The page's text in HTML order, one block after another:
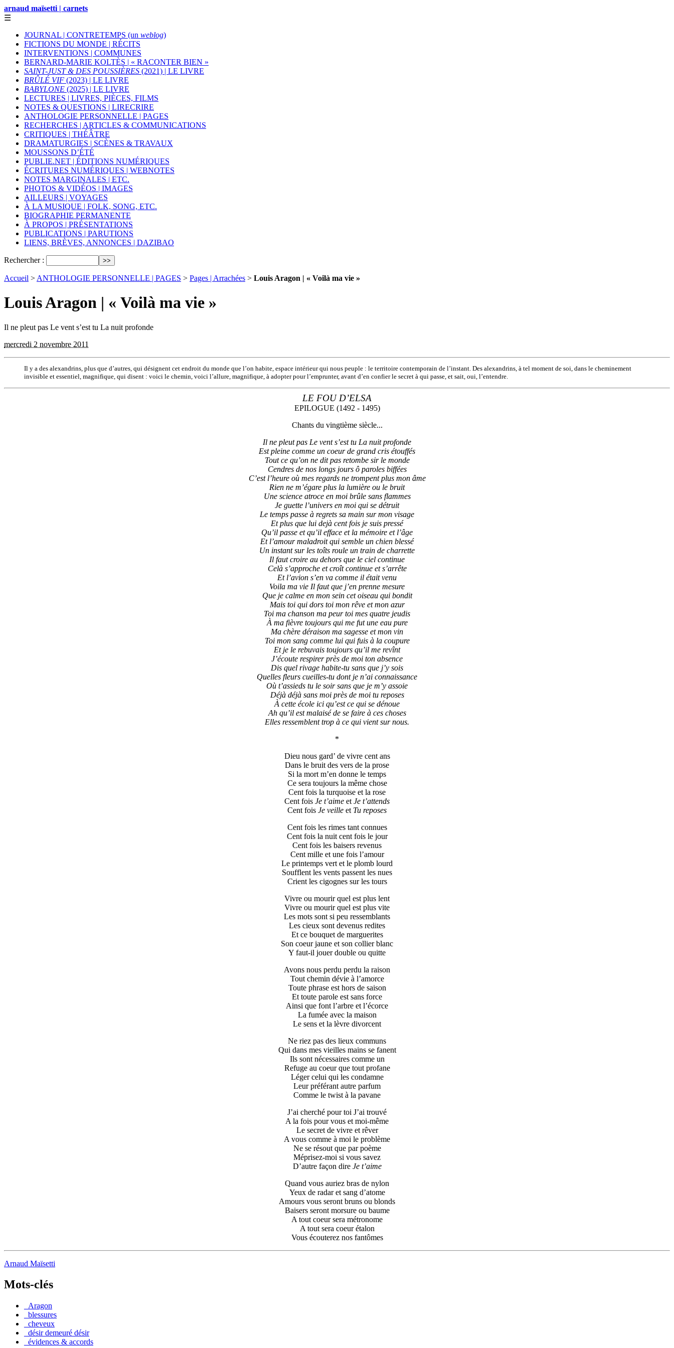
arnaud maïsetti | carnets
☰
JOURNAL | CONTRETEMPS (un weblog)
FICTIONS DU MONDE | RÉCITS
INTERVENTIONS | COMMUNES
BERNARD-MARIE KOLTÈS | « RACONTER BIEN »
SAINT-JUST & DES POUSSIÈRES (2021) | LE LIVRE
BRÛLÉ VIF (2023) | LE LIVRE
BABYLONE (2025) | LE LIVRE
LECTURES | LIVRES, PIÈCES, FILMS
NOTES & QUESTIONS | LIRECRIRE
ANTHOLOGIE PERSONNELLE | PAGES
RECHERCHES | ARTICLES & COMMUNICATIONS
CRITIQUES | THÉÂTRE
DRAMATURGIES | SCÈNES & TRAVAUX
MOUSSONS D’ÉTÉ
PUBLIE.NET | ÉDITIONS NUMÉRIQUES
ÉCRITURES NUMÉRIQUES | WEBNOTES
NOTES MARGINALES | ETC.
PHOTOS & VIDÉOS | IMAGES
AILLEURS | VOYAGES
À LA MUSIQUE | FOLK, SONG, ETC.
BIOGRAPHIE PERMANENTE
À PROPOS | PRÉSENTATIONS
PUBLICATIONS | PARUTIONS
LIENS, BRÈVES, ANNONCES | DAZIBAO
Rechercher :
Accueil > ANTHOLOGIE PERSONNELLE | PAGES > Pages | Arrachées > Louis Aragon | « Voilà ma vie »
Louis Aragon | « Voilà ma vie »
Il ne pleut pas Le vent s’est tu La nuit profonde
mercredi 2 novembre 2011
Il y a des alexandrins, plus que d’autres, qui désignent cet endroit du monde que l’on habite, espace intérieur qui nous peuple : le territoire contemporain de l’instant. Des alexandrins, à tel moment de soi, dans le cheminement
invisible et essentiel, magnifique, qui disent : voici le chemin, voici l’allure, magnifique, à adopter pour l’emprunter, avant d’en confier le secret à qui passe, et sait, oui, l’entendre.
LE FOU D’ELSA
EPILOGUE (1492 - 1495)
Chants du vingtième siècle...
Il ne pleut pas Le vent s’est tu La nuit profonde
Est pleine comme un coeur de grand cris étouffés
Tout ce qu’on ne dit pas retombe sir le monde
Cendres de nos longs jours ô paroles biffées
C’est l’heure où mes regards ne trompent plus mon âme
Rien ne m’égare plus la lumière ou le bruit
Une science atroce en moi brûle sans flammes
Je guette l’univers en moi qui se détruit
Le temps passe à regrets sa main sur mon visage
Et plus que lui dejà cent fois je suis pressé
Qu’il passe et qu’il efface et la mémoire et l’âge
Et l’amour maladroit qui semble un chien blessé
Un instant sur les toîts roule un train de charrette
Il faut croire au dehors que le ciel continue
Celà s’approche et croît continue et s’arrête
Et l’avion s’en va comme il était venu
Voila ma vie Il faut que j’en prenne mesure
Que je calme en mon sein cet oiseau qui bondit
Mais toi qui dors toi mon rêve et mon azur
Toi ma chanson ma peur toi mes quatre jeudis
À ma fièvre toujours qui me fut une eau pure
Ma chère déraison ma sagesse et mon vin
Toi mon sang comme lui qui fuis à la coupure
Et je le rebuvais toujours qu’il me revînt
J’écoute respirer près de moi ton absence
Dis quel rivage habite-tu sans que j’y sois
Quelles fleurs cueilles-tu dont je n’ai connaissance
Où t’assieds tu le soir sans que je m’y assoie
Déjà déjà sans moi près de moi tu reposes
À cette école ici qu’est ce qui se dénoue
Ah qu’il est malaisé de se faire à ces choses
Elles ressemblent trop à ce qui vient sur nous.
*
Dieu nous gard’ de vivre cent ans
Dans le bruit des vers de la prose
Si la mort m’en donne le temps
Ce sera toujours la même chose
Cent fois la turquoise et la rose
Cent fois Je t’aime et Je t’attends
Cent fois Je veille et Tu reposes
Cent fois les rimes tant connues
Cent fois la nuit cent fois le jour
Cent fois les baisers revenus
Cent mille et une fois l’amour
Le printemps vert et le plomb lourd
Soufflent les vents passent les nues
Crient les cigognes sur les tours
Vivre ou mourir quel est plus lent
Vivre ou mourir quel est plus vite
Les mots sont si peu ressemblants
Les cieux sont devenus redites
Et ce bouquet de marguerites
Son coeur jaune et son collier blanc
Y faut-il jouer double ou quitte
Avons nous perdu perdu la raison
Tout chemin dévie à l’amorce
Toute phrase est hors de saison
Et toute parole est sans force
Ainsi que font l’arbre et l’écorce
La fumée avec la maison
Le sens et la lèvre divorcent
Ne riez pas des lieux communs
Qui dans mes vieilles mains se fanent
Ils sont nécessaires comme un
Refuge au coeur que tout profane
Léger celui qui les condamne
Leur préférant autre parfum
Comme le twist à la pavane
J’ai cherché pour toi J’ai trouvé
A la fois pour vous et moi-même
Le secret de vivre et rêver
A vous comme à moi le problème
Ne se résout que par poème
Méprisez-moi si vous savez
D’autre façon dire Je t’aime
Quand vous auriez bras de nylon
Yeux de radar et sang d’atome
Amours vous seront bruns ou blonds
Baisers seront morsure ou baume
A tout coeur sera métronome
A tout sera coeur étalon
Vous écouterez nos fantômes
Arnaud Maïsetti
Mots-clés
_Aragon
_blessures
_cheveux
_désir demeuré désir
_évidences & accords